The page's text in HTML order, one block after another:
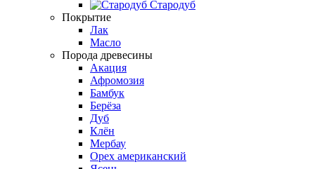
Стародуб
Покрытие
Лак
Масло
Порода древесины
Акация
Афромозия
Бамбук
Берёза
Дуб
Клён
Мербау
Орех американский